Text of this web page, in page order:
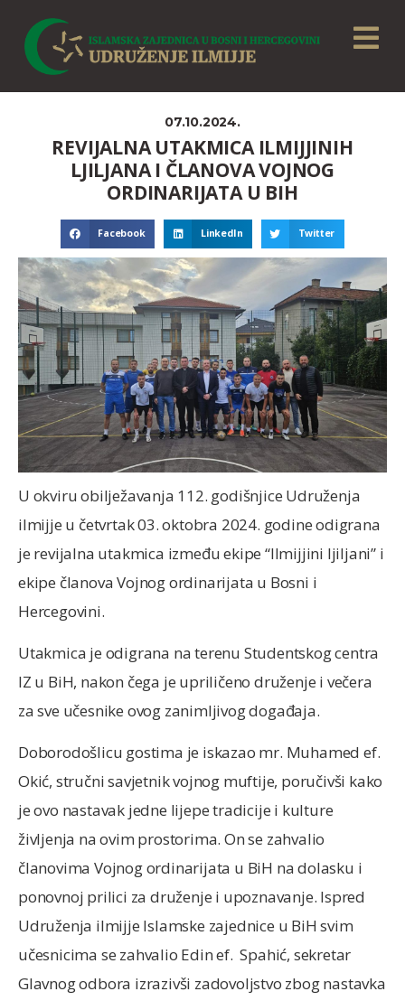
07.10.2024.
REVIJALNA UTAKMICA ILMIJJINIH
LJILJANA I ČLANOVA VOJNOG
ORDINARIJATA U BIH
Facebook LinkedIn Twitter
U okviru obilježavanja 112. godišnjice Udruženja
ilmijje u četvrtak 03. oktobra 2024. godine odigrana
je revijalna utakmica između ekipe “Ilmijjini ljiljani” i
ekipe članova Vojnog ordinarijata u Bosni i
Hercegovini.
Utakmica je odigrana na terenu Studentskog centra
IZ u BiH, nakon čega je upriličeno druženje i večera
za sve učesnike ovog zanimljivog događaja.
Doborodošlicu gostima je iskazao mr. Muhamed ef.
Okić, stručni savjetnik vojnog muftije, poručivši kako
je ovo nastavak jedne lijepe tradicije i kulture
življenja na ovim prostorima. On se zahvalio
članovima Vojnog ordinarijata u BiH na dolasku i
ponovnoj prilici za druženje i upoznavanje. Ispred
Udruženja ilmijje Islamske zajednice u BiH svim
učesnicima se zahvalio Edin ef. Spahić, sekretar
Glavnog odbora izrazivši zadovoljstvo zbog nastavka